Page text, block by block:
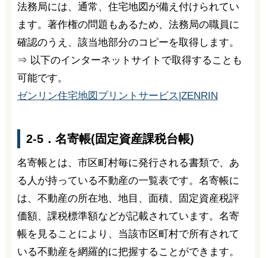
法務局には、通常、住宅地図が備え付けられてい
ます。著作権の問題もあるため、法務局の職員に
確認のうえ、該当地部分のコピーを取得します。
⇒ 以下のインターネットサイトで取得することも
可能です。
ゼンリン住宅地図プリントサービス|ZENRIN
2-5．名寄帳(固定資産課税台帳)
名寄帳とは、市区町村毎に発行される書類で、あ
る人が持っている不動産の一覧表です。名寄帳に
は、不動産の所在地、地目、面積、固定資産税評
価額、課税標準額などが記載されています。名寄
帳を見ることにより、当該市区町村で所有されて
いる不動産を網羅的に把握することができます。